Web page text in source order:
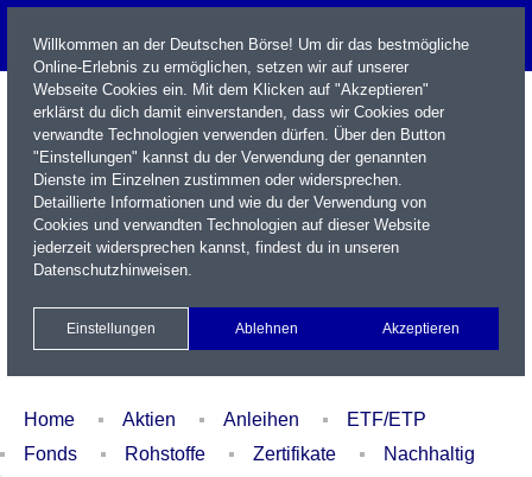
Name / WKN / ISIN / Kürzel
Xetra Realtime
Watchlist Portfolio Login
Home Aktien Anleihen
ETF/ETP
Fonds
Rohstoffe Zertifikate
Nachhaltig
Willkommen an der Deutschen Börse! Um dir das bestmögliche
Online-Erlebnis zu ermöglichen, setzen wir auf unserer
Webseite Cookies ein. Mit dem Klicken auf "Akzeptieren"
erklärst du dich damit einverstanden, dass wir Cookies oder
verwandte Technologien verwenden dürfen. Über den Button
"Einstellungen" kannst du der Verwendung der genannten
Dienste im Einzelnen zustimmen oder widersprechen.
Detaillierte Informationen und wie du der Verwendung von
Cookies und verwandten Technologien auf dieser Website
jederzeit widersprechen kannst, findest du in unseren
Datenschutzhinweisen.
Einstellungen Ablehnen Akzeptieren